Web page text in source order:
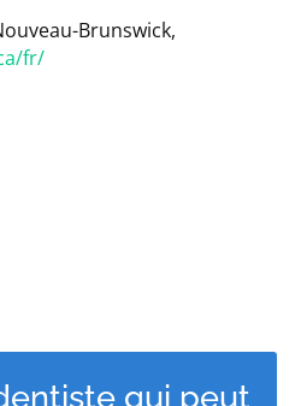
Brunswick,
fr/
qui peut